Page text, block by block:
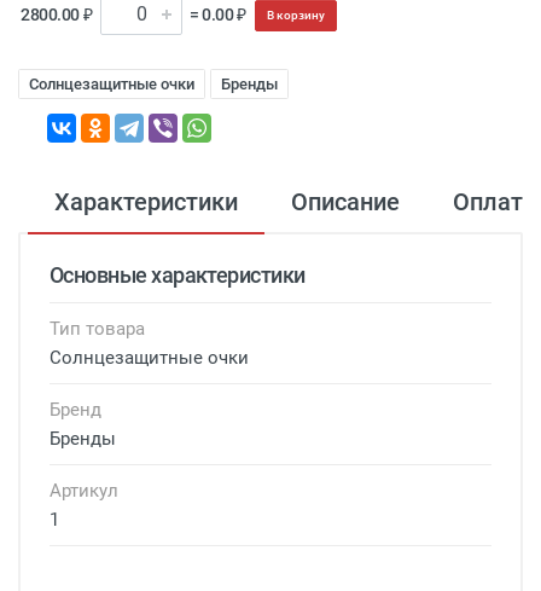
2800.00 ₽ = 0.00 ₽ В корзину
Солнцезащитные очки Бренды
Характеристики Описание Оплата
Основные характеристики
Тип товара
Солнцезащитные очки
Бренд
Бренды
Артикул
1